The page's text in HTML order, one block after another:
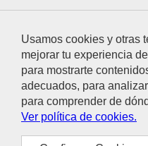
Usamos cookies y otras
mejorar tu experiencia
para mostrarte
adecuados, para
para comprender de
Ver política de cookies.